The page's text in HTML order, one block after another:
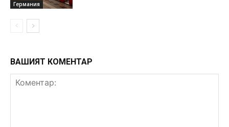
Германия
ВАШИЯТ КОМЕНТАР